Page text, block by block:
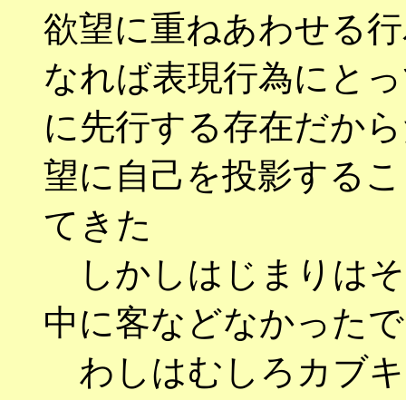
欲望に重ねあわせる
なれば表現行為にと
に先行する存在だか
望に自己を投影する
てきた
しかしはじまりは
中に客などなかった
わしはむしろカブ